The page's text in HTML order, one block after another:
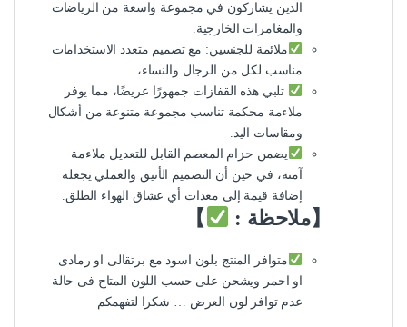
الذين يشاركون في مجموعة واسعة من الرياضات
والمغامرات الخارجية.
ملائمة للجنسين: مع تصميم متعدد الاستخدامات
مناسب لكل من الرجال والنساء،
تلبي هذه القفازات جمهورًا عريضًا، مما يوفر
ملاءمة محكمة تناسب مجموعة متنوعة من أشكال
ومقاسات اليد.
يضمن حزام المعصم القابل للتعديل ملاءمة
آمنة، في حين أن التصميم الأنيق والعملي يجعله
إضافة قيمة إلى معدات أي عشاق الهواء الطلق.
【ملاحظة : 】
متوافر المنتج بلون اسود مع برتقالى او رمادى
او احمر ويشحن على حسب اللون المتاح فى حالة
عدم توافر لون العرض … شكرا لتفهمكم